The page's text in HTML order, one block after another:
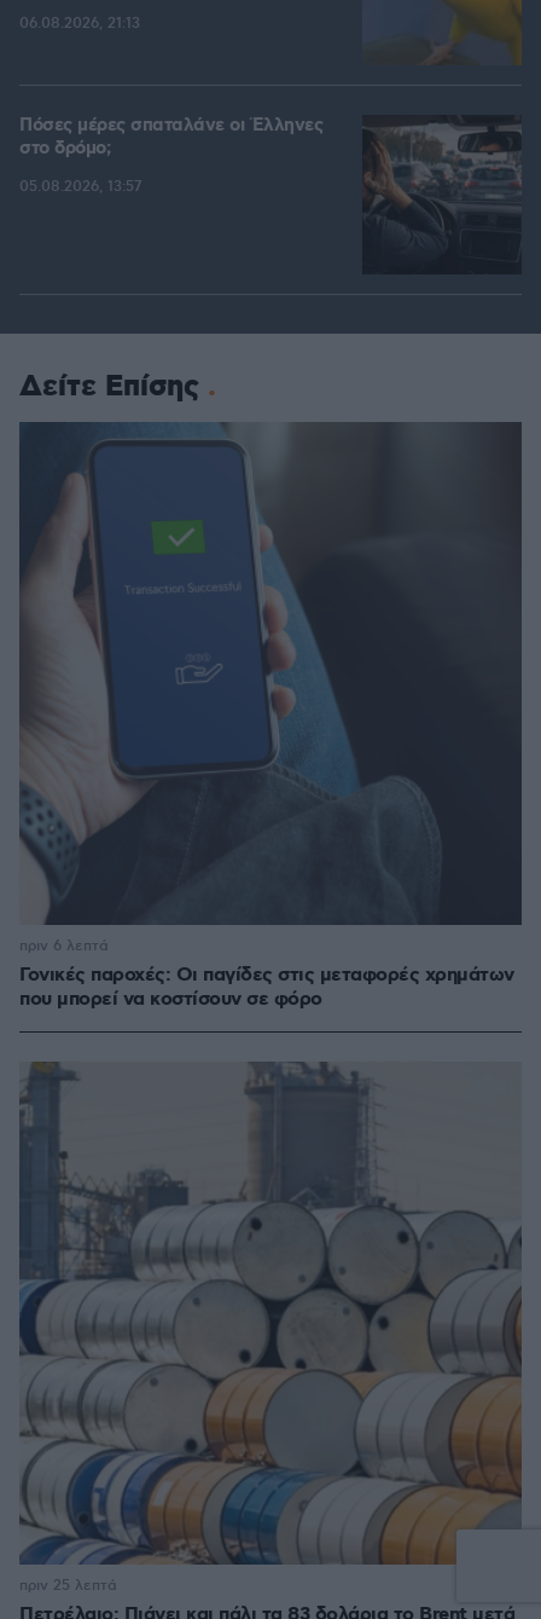
06.08.2026, 21:13
Πόσες μέρες σπαταλάνε οι Έλληνες
στο δρόμο;
05.08.2026, 13:57
Δείτε Επίσης
Γονικές παροχές: Οι παγίδες στις μεταφορές χρημάτων
που μπορεί να κοστίσουν σε φόρο
πριν 6 λεπτά
πριν 25 λεπτά